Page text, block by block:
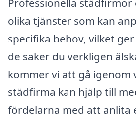
Professionella städfirmor
olika tjänster som kan
specifika behov, vilket
de saker du verkligen
kommer vi att gå igenom
städfirma kan hjälp till
fördelarna med att anlita